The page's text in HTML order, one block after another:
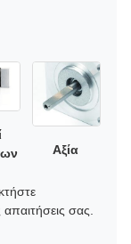
Αξία
σας.